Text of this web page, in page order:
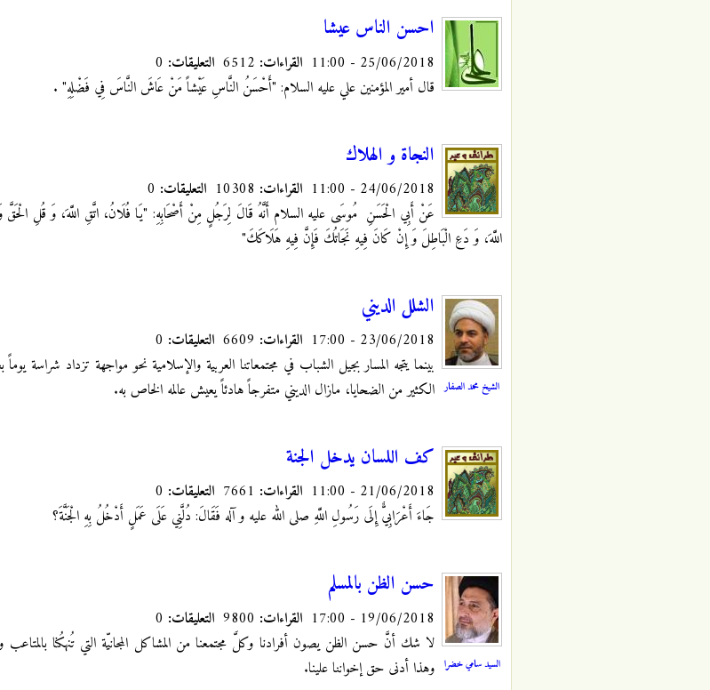
احسن الناس عيشا
25/06/2018 - 11:00 القراءات: التعليقات:
قال أمير المؤمنين علي عليه السلام: "أَحْسَنُ النَّاسِ عَيْشاً مَنْ عَاشَ النَّاسَ فِي فَضْلِهِ" .
النجاة و الهلاك
24/06/2018 - 11:00 القراءات: التعليقات:
عَنْ أَبِي الْحَسَنِ مُوسَى عليه السلام أَنَّهُ قَالَ لِرَجُلٍ مِنْ أَصْحَابِهِ‏: "يَا فُلَانُ، اتَّقِ اللَّهَ، وَ قُلِ
اللَّهَ، وَ دَعِ الْبَاطِلَ وَ إِنْ كَانَ فِيهِ نَجَاتُكَ فَإِنَّ فِيهِ هَلَاكَكَ‏"
الشيخ محمد الصفار
الشلل الديني
23/06/2018 - 17:00 القراءات: التعليقات:
بينما يتجه المسار بجيل الشباب في مجتمعاتنا العربية والإسلامية نحو مواجهة تزداد شراسة
الكثير من الضحايا، مازال الديني متفرجاً هادئاً يعيش عالمه الخاص به.
كف اللسان يدخل الجنة
21/06/2018 - 11:00 القراءات: التعليقات:
جَاءَ أَعْرَابِيٌّ إِلَى رَسُولِ اللَّهِ صلى الله عليه و آله فَقَالَ: دُلَّنِي عَلَى عَمَلٍ أَدْخُلُ بِهِ الْجَنَّةَ؟
السيد سامي خضرا
حسن الظن بالمسلم
19/06/2018 - 17:00 القراءات: التعليقات:
لا شك أنّ‏َ حسن الظن يصون أفرادنا وكلّ‏َ مجتمعنا من المشاكل المجانيّة التي تُنهكُنا بالمتاعب
وهذا أدنى حق إخواننا علينا.‏